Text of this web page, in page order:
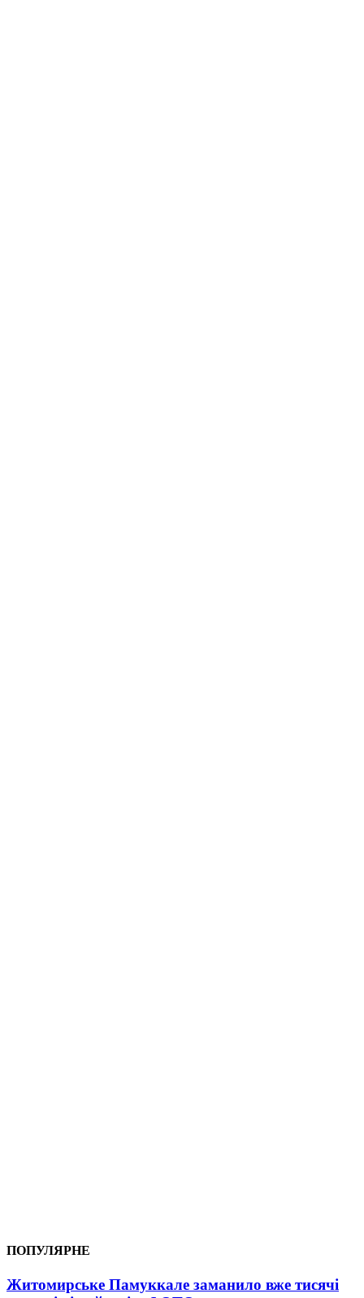
ПОПУЛЯРНЕ
Житомирське Памуккале заманило вже тисячі